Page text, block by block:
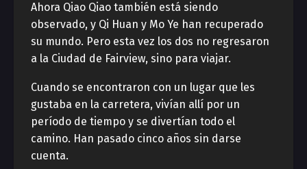
Ahora Qiao Qiao también está siendo
observado, y Qi Huan y Mo Ye han recuperado
su mundo. Pero esta vez los dos no regresaron
a la Ciudad de Fairview, sino para viajar.
Cuando se encontraron con un lugar que les
gustaba en la carretera, vivían allí por un
período de tiempo y se divertían todo el
camino. Han pasado cinco años sin darse
cuenta.